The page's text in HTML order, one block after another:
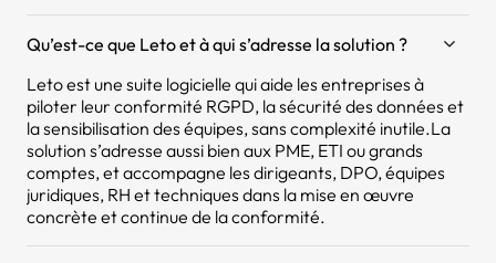
Qu’est-ce que Leto et à qui s’adresse la solution ?
Leto est une suite logicielle qui aide les entreprises à
piloter leur conformité RGPD, la sécurité des données et
la sensibilisation des équipes, sans complexité inutile.La
solution s’adresse aussi bien aux PME, ETI ou grands
comptes, et accompagne les dirigeants, DPO, équipes
juridiques, RH et techniques dans la mise en œuvre
concrète et continue de la conformité.